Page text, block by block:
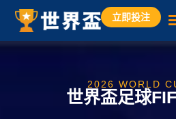
立即投注
2026 WORLD
世界盃足球